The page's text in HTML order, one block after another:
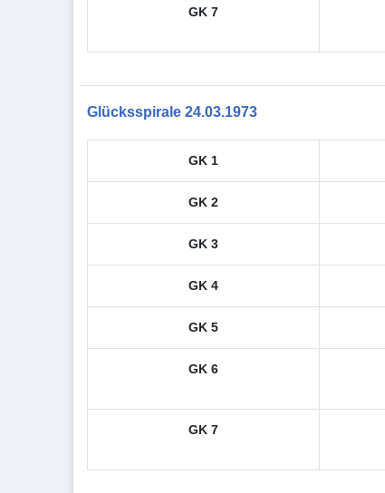
GK 7
Glücksspirale 24.03.1973
GK 1
GK 2
GK 3
GK 4
GK 5
GK 6
GK 7